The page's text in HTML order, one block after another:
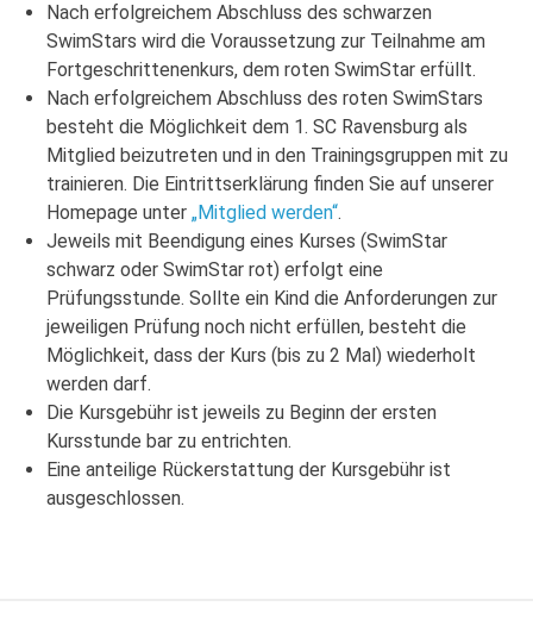
Nach erfolgreichem Abschluss des schwarzen
SwimStars wird die Voraussetzung zur Teilnahme am
Fortgeschrittenenkurs, dem roten SwimStar erfüllt.
Nach erfolgreichem Abschluss des roten SwimStars
besteht die Möglichkeit dem 1. SC Ravensburg als
Mitglied beizutreten und in den Trainingsgruppen mit zu
trainieren. Die Eintrittserklärung finden Sie auf unserer
Homepage unter„Mitglied werden“.
Jeweils mit Beendigung eines Kurses (SwimStar
schwarz oder SwimStar rot) erfolgt eine
Prüfungsstunde. Sollte ein Kind die Anforderungen zur
jeweiligen Prüfung noch nicht erfüllen, besteht die
Möglichkeit, dass der Kurs (bis zu 2 Mal) wiederholt
werden darf.
Die Kursgebühr ist jeweils zu Beginn der ersten
Kursstunde bar zu entrichten.
Eine anteilige Rückerstattung der Kursgebühr ist
ausgeschlossen.